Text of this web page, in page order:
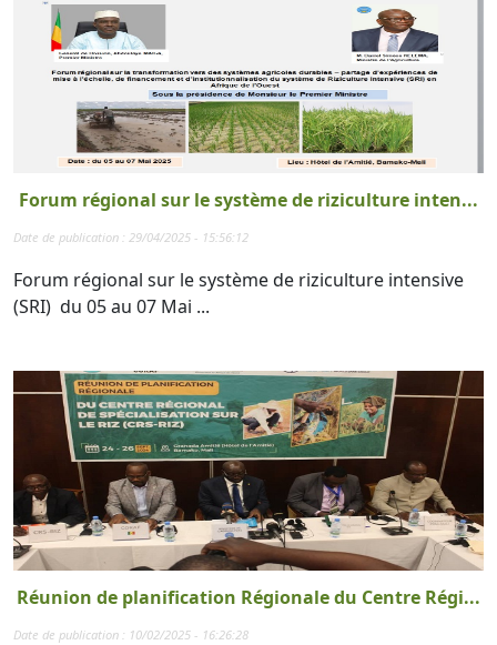
Forum régional sur le système de riziculture inten...
Date de publication : 29/04/2025 - 15:56:12
Forum régional sur le système de riziculture intensive
(SRI) du 05 au 07 Mai ...
Réunion de planification Régionale du Centre Régi...
Date de publication : 10/02/2025 - 16:26:28